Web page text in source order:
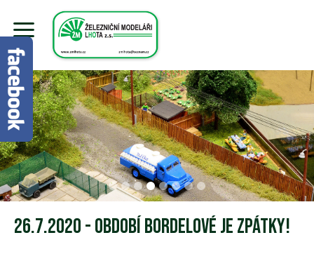
26.7.2020 - Období bordelové je zpátky!